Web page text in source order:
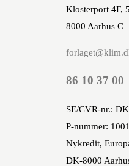
Klosterport 4F, 5
8000 Aarhus C
86 10 37 00
SE/CVR-nr.:
P-nummer:
Nykredit,
DK-8000